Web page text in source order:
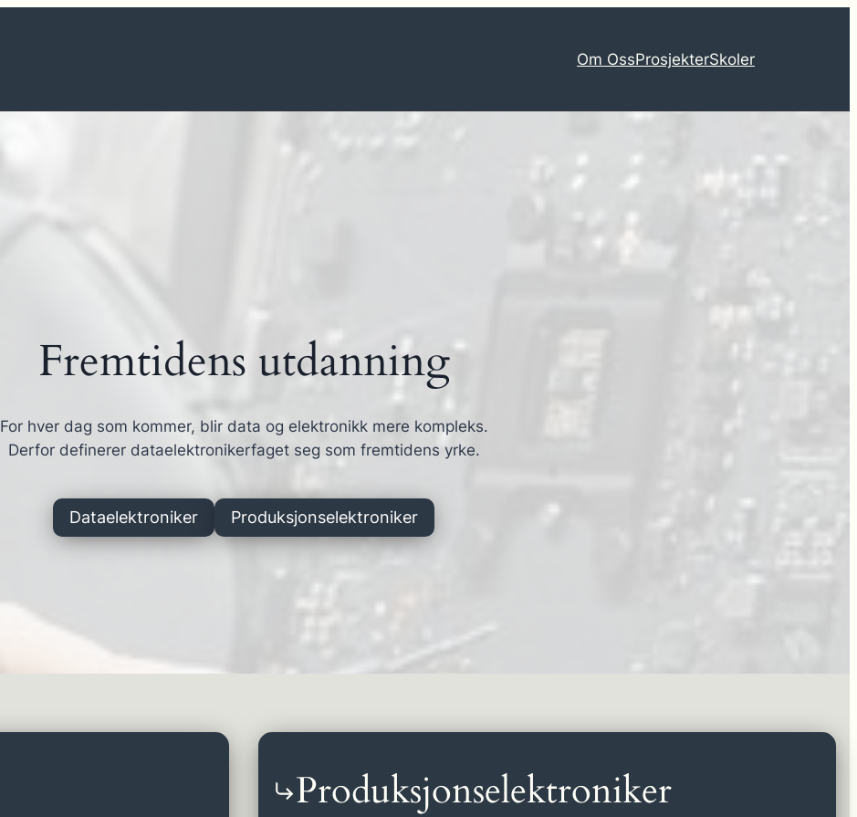
Om OssProsjekterSkoler
Fremtidens utdanning
For hver dag som kommer, blir data og elektronikk mere kompleks.
Derfor definerer dataelektronikerfaget seg som fremtidens yrke.
Dataelektroniker Produksjonselektroniker
Produksjonselektroniker